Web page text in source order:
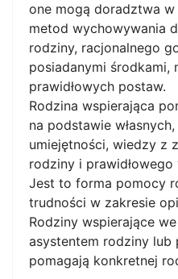
one mogą doradztwa
metod wychowywania
rodziny, racjonalnego
posiadanymi środkami,
prawidłowych postaw.
Rodzina wspierająca
na podstawie
umiejętności, wiedzy z
rodziny i
Jest to forma pomocy
trudności w zakresie
Rodziny wspierające
asystentem rodziny lub
pomagają konkretnej